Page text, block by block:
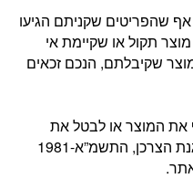
שהפריטים שקניתם הגיעו
תקול או שקיימת אי
שקיבלתם, הנכם זכאים
המוצר או לבטל את
העסקה, בהתאם להוראות חוק הגנת הצרכן, התשמ”א-1981